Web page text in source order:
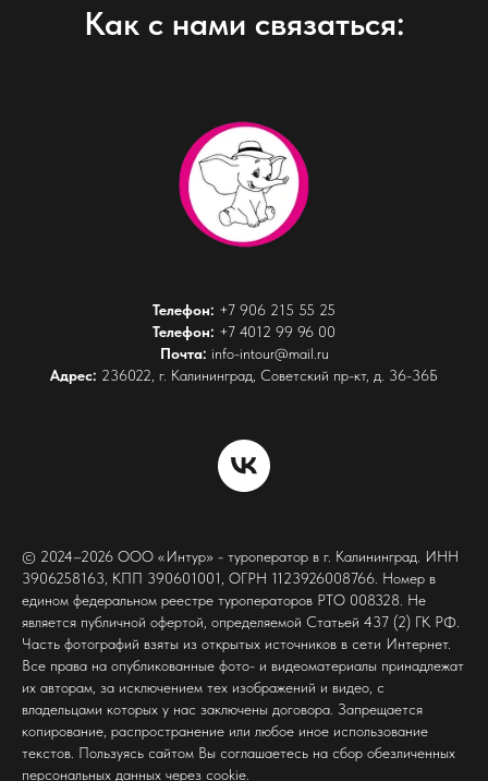
Как с нами связаться:
Телефон: +7 906 215 55 25
Телефон: +7 4012 99 96 00
Почта: info-intour@mail.ru
Адрес: 236022, г. Калининград, Советский пр-кт, д. 36-36Б
© 2024–2026 ООО «Интур» - туроператор в г. Калининград. ИНН
3906258163, КПП 390601001, ОГРН 1123926008766. Номер в
едином федеральном реестре туроператоров РТО 008328. Не
является публичной офертой, определяемой Статьей 437 (2) ГК РФ.
Часть фотографий взяты из открытых источников в сети Интернет.
Все права на опубликованные фото- и видеоматериалы принадлежат
их авторам, за исключением тех изображений и видео, с
владельцами которых у нас заключены договора. Запрещается
копирование, распространение или любое иное использование
текстов. Пользуясь сайтом Вы соглашаетесь на сбор обезличенных
персональных данных через cookie.